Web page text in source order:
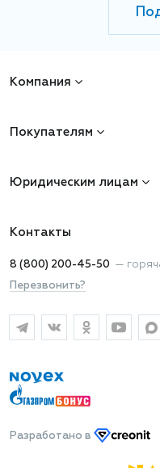
Компания
Покупателям
Юридическим лицам
Контакты
8 (800) 200-45-50 —
Перезвонить?
Разработано в